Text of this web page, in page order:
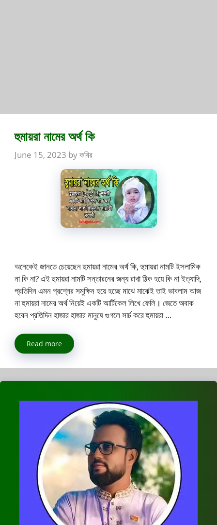
হুমায়রা নামের অর্থ কি
June 15, 2023 byকবির
অনেকেই জানতে চেয়েছেন হুমায়রা নামের অর্থ কি, হুমায়রা নামটি ইসলামিক
না কি না? এই হুমায়রা নামটি সন্তারনের জন্য রাখা ঠিক হয়ে কি না ইত্যাদি,
প্রতিদিন এমন প্রশ্নের সমুক্ষিন হয়ে হচ্ছে মাঝে মাঝেই তাই ভাবলাম আজ
না হুমায়রা নামের অর্থ নিয়েই একটি আর্টিকেল লিখে ফেলি। জেতে অবাক
হবেন প্রতিদিন হাজার হাজার মানুষে গুগলে সার্চ করে হুমায়রা …
Read more